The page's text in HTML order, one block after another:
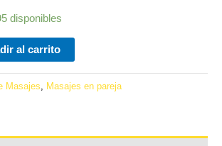
disponibles
al carrito
Masajes, Masajes en pareja